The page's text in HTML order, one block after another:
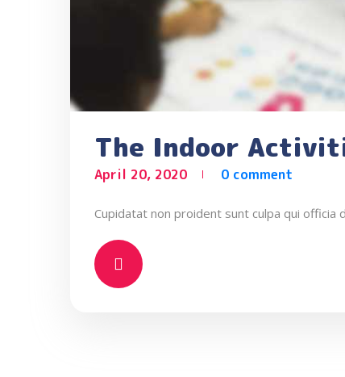
The Indoor
April 20, 2020 0 comment
Cupidatat non proident sunt culpa qui officia